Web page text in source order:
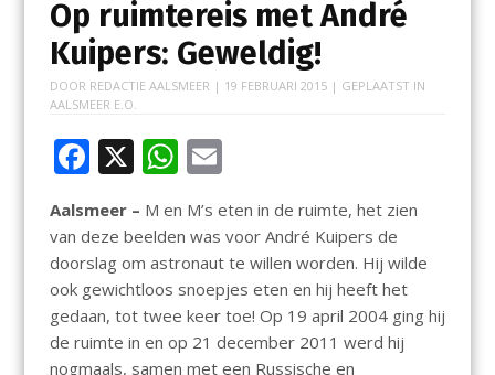
Op ruimtereis met André
Kuipers: Geweldig!
DOOR REDACTIE AALSMEER | 19 FEBRUARI 2015| GEPLAATST IN
AALSMEER E.O.
F
e
b
o
o
X W
at
s
A
p
E
ai
l
Aalsmeer – M en M’s eten in de ruimte, het zien
van deze beelden was voor André Kuipers de
doorslag om astronaut te willen worden. Hij wilde
ook gewichtloos snoepjes eten en hij heeft het
gedaan, tot twee keer toe! Op 19 april 2004 ging hij
de ruimte in en op 21 december 2011 werd hij
nogmaals, samen met een Russische en